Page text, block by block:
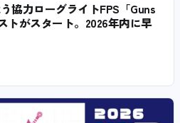
協力ローグライトFPS「Guns
トがスタート。2026年内に早